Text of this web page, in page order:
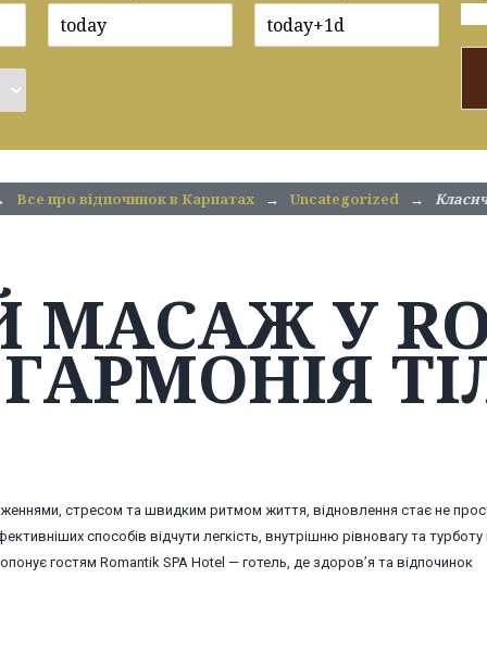
Все про відпочинок в Карпатах → Uncategorized →
У
стресом та швидким ритмом життя, відновлення стає не
способів відчути легкість, внутрішню рівновагу та
гостям Romantik SPA Hotel — готель, де здоров’я та відпочинок